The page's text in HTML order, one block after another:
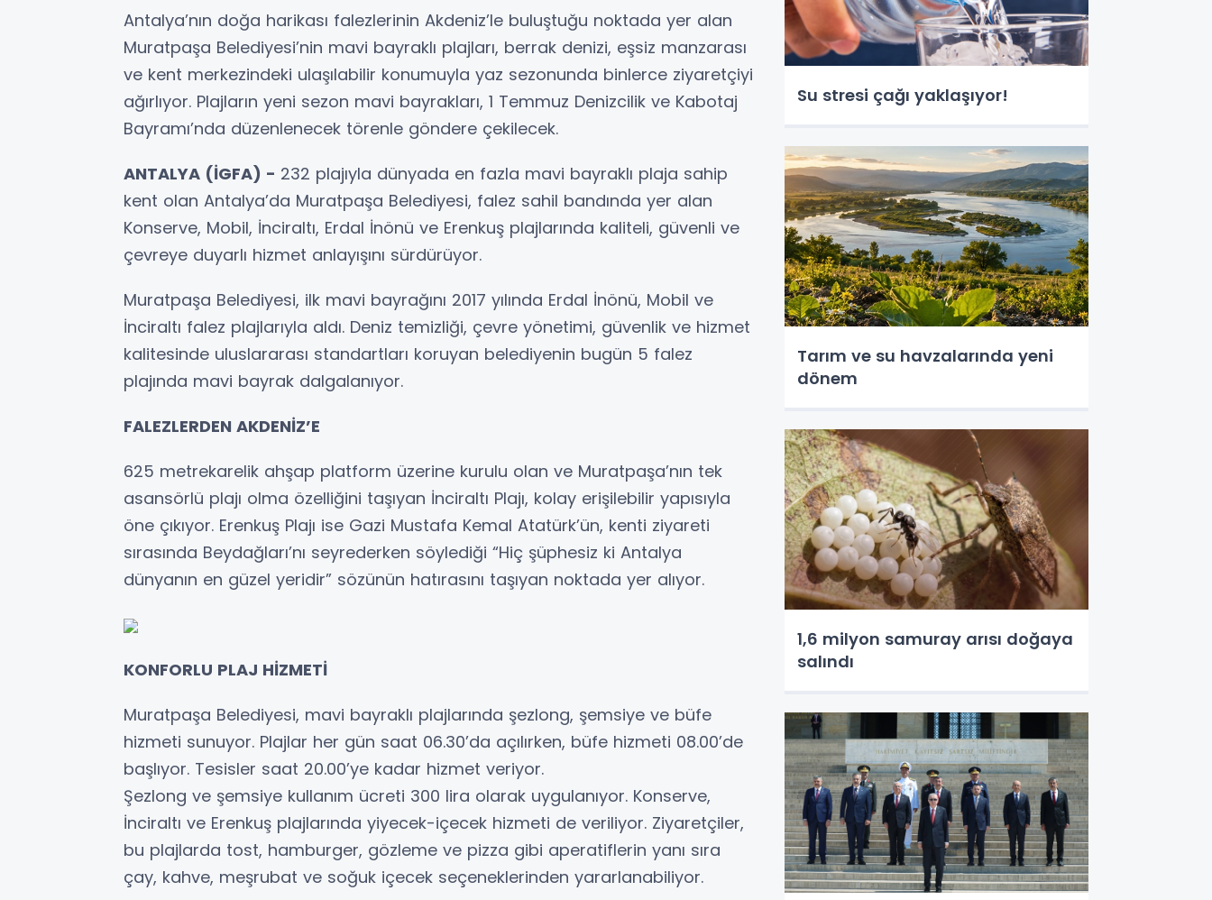
Antalya’nın doğa harikası falezlerinin Akdeniz’le buluştuğu noktada yer alan
Muratpaşa Belediyesi’nin mavi bayraklı plajları, berrak denizi, eşsiz manzarası
ve kent merkezindeki ulaşılabilir konumuyla yaz sezonunda binlerce ziyaretçiyi
ağırlıyor. Plajların yeni sezon mavi bayrakları, 1 Temmuz Denizcilik ve Kabotaj
Bayramı’nda düzenlenecek törenle göndere çekilecek.
ANTALYA (İGFA) - 232 plajıyla dünyada en fazla mavi bayraklı plaja sahip
kent olan Antalya’da Muratpaşa Belediyesi, falez sahil bandında yer alan
Konserve, Mobil, İnciraltı, Erdal İnönü ve Erenkuş plajlarında kaliteli, güvenli ve
çevreye duyarlı hizmet anlayışını sürdürüyor.
Muratpaşa Belediyesi, ilk mavi bayrağını 2017 yılında Erdal İnönü, Mobil ve
İnciraltı falez plajlarıyla aldı. Deniz temizliği, çevre yönetimi, güvenlik ve hizmet
kalitesinde uluslararası standartları koruyan belediyenin bugün 5 falez
plajında mavi bayrak dalgalanıyor.
FALEZLERDEN AKDENİZ’E
625 metrekarelik ahşap platform üzerine kurulu olan ve Muratpaşa’nın tek
asansörlü plajı olma özelliğini taşıyan İnciraltı Plajı, kolay erişilebilir yapısıyla
öne çıkıyor. Erenkuş Plajı ise Gazi Mustafa Kemal Atatürk’ün, kenti ziyareti
sırasında Beydağları’nı seyrederken söylediği “Hiç şüphesiz ki Antalya
dünyanın en güzel yeridir” sözünün hatırasını taşıyan noktada yer alıyor.
KONFORLU PLAJ HİZMETİ
Muratpaşa Belediyesi, mavi bayraklı plajlarında şezlong, şemsiye ve büfe
hizmeti sunuyor. Plajlar her gün saat 06.30’da açılırken, büfe hizmeti 08.00’de
başlıyor. Tesisler saat 20.00’ye kadar hizmet veriyor.
Şezlong ve şemsiye kullanım ücreti 300 lira olarak uygulanıyor. Konserve,
İnciraltı ve Erenkuş plajlarında yiyecek-içecek hizmeti de veriliyor. Ziyaretçiler,
bu plajlarda tost, hamburger, gözleme ve pizza gibi aperatiflerin yanı sıra
çay, kahve, meşrubat ve soğuk içecek seçeneklerinden yararlanabiliyor.
Su stresi çağı yaklaşıyor!
Tarım ve su havzalarında yeni
dönem
1,6 milyon samuray arısı doğaya
salındı